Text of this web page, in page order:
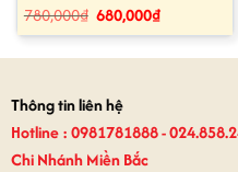
780,000₫ Giá
gốc
là:
780,000₫.
680,000₫Giá
hiện
tại
là:
Thông tin liên hệ
Hotline : 0981781888 -
Chi Nhánh Miền Bắc